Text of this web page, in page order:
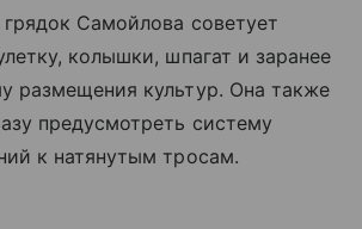
Самойлова советует
колышки, шпагат и заранее
размещения культур. Она также
предусмотреть систему
к натянутым тросам.